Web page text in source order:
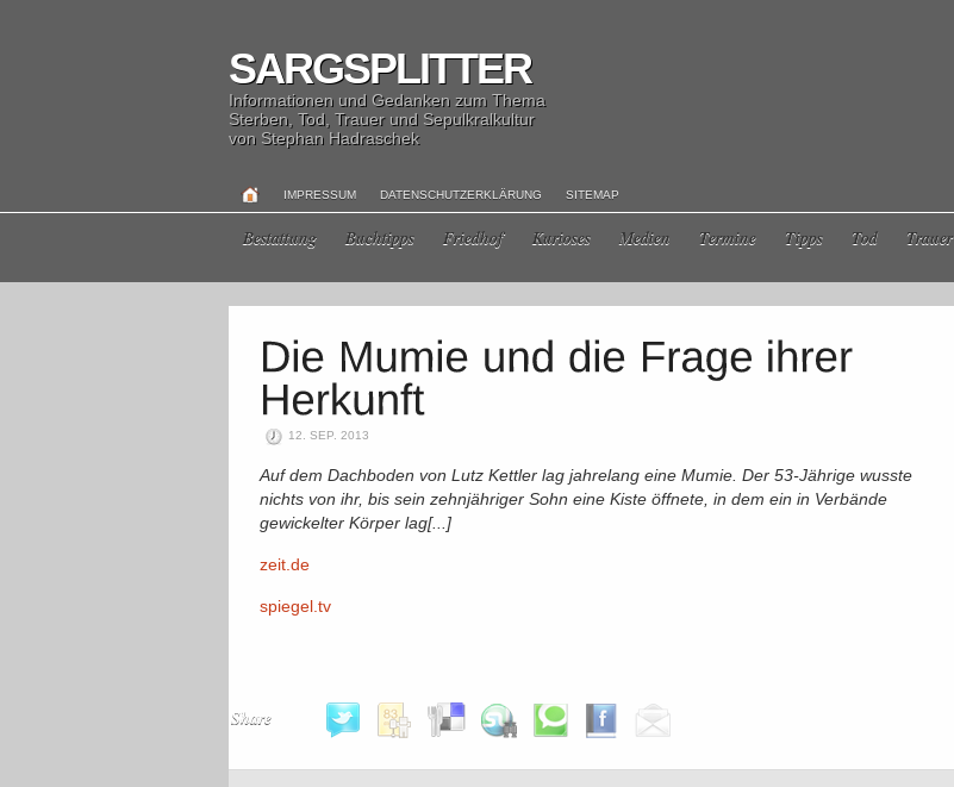
SARGSPLITTER
Informationen und Gedanken zum Thema
Sterben, Tod, Trauer und Sepulkralkultur
von Stephan Hadraschek
IMPRESSUM DATENSCHUTZERKLÄRUNG SITEMAP
Bestattung Buchtipps Friedhof Kurioses Medien Termine Tipps Tod Trauer
12. SEP. 2013
Auf dem Dachboden von Lutz Kettler lag jahrelang eine Mumie. Der 53-Jährige wusste
nichts von ihr, bis sein zehnjähriger Sohn eine Kiste öffnete, in dem ein in Verbände
gewickelter Körper lag[...]
zeit.de
spiegel.tv
Share